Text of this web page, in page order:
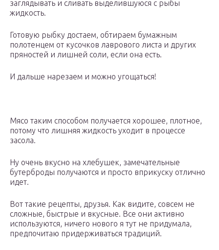
заглядывать и сливать выделившуюся с рыбы
жидкость.
Готовую рыбку достаем, обтираем бумажным
полотенцем от кусочков лаврового листа и других
пряностей и лишней соли, если она есть.
И дальше нарезаем и можно угощаться!
Мясо таким способом получается хорошее, плотное,
потому что лишняя жидкость уходит в процессе
засола.
Ну очень вкусно на хлебушек, замечательные
бутерброды получаются и просто вприкуску отлично
идет.
Вот такие рецепты, друзья. Как видите, совсем не
сложные, быстрые и вкусные. Все они активно
используются, ничего нового я тут не придумала,
предпочитаю придерживаться традиций.